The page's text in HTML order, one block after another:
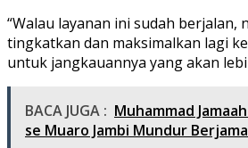
“Walau layanan ini sudah berjalan,
tingkatkan dan maksimalkan lagi
untuk jangkauannya yang akan
BACA JUGA : Muhammad
se Muaro Jambi Mundur